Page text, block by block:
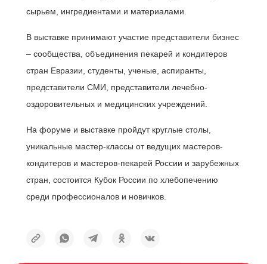
сырьем, ингредиентами и материалами.
В выставке принимают участие представители бизнес
– сообщества, объединения пекарей и кондитеров
стран Евразии, студенты, ученые, аспиранты,
представители СМИ, представители лечебно-
оздоровительных и медицинских учреждений.
На форуме и выставке пройдут круглые столы,
уникальные мастер-классы от ведущих мастеров-
кондитеров и мастеров-пекарей России и зарубежных
стран, состоится Кубок России по хлебопечению
среди профессионалов и новичков.